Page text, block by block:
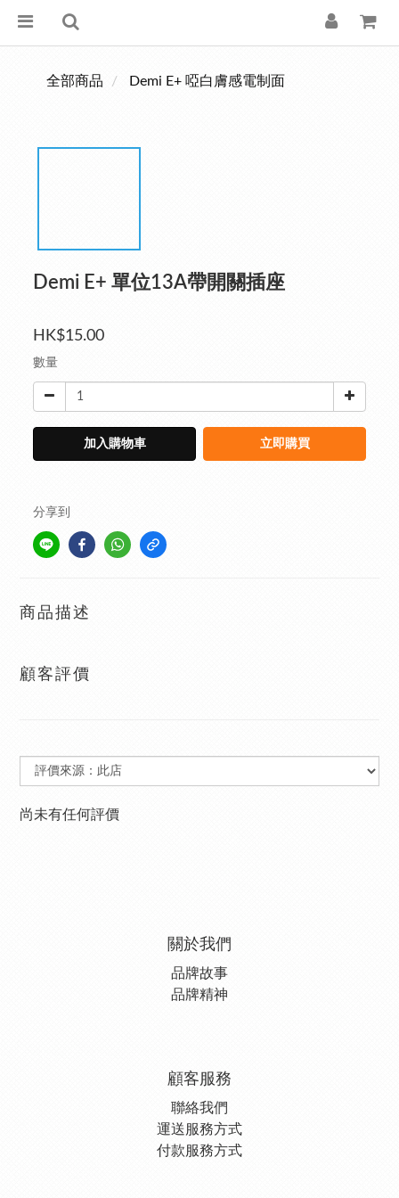
全部商品 Demi E+ 啞白膚感電制面
Demi E+ 單位13A帶開關插座
HK$15.00
數量
加入購物車 立即購買
分享到
商品描述
顧客評價
尚未有任何評價
關於我們
品牌故事
品牌精神
顧客服務
聯絡我們
運送服務方式
付款服務方式